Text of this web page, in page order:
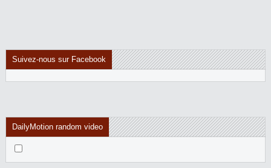
Suivez-nous sur Facebook
DailyMotion random video